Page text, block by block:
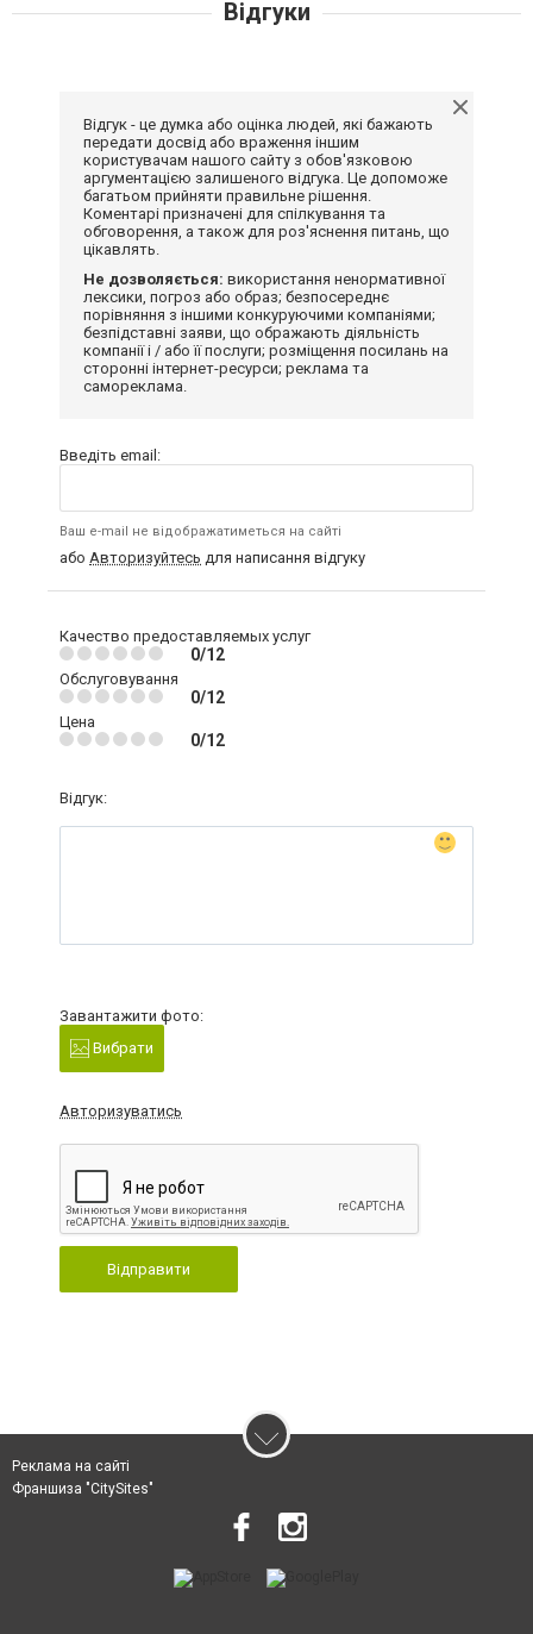
Відгуки
Відгук - це думка або оцінка людей, які бажають
передати досвід або враження іншим
користувачам нашого сайту з обов'язковою
аргументацією залишеного відгука. Це допоможе
багатьом прийняти правильне рішення.
Коментарі призначені для спілкування та
обговорення, а також для роз'яснення питань, що
цікавлять.
Не дозволяється: використання ненормативної
лексики, погроз або образ; безпосереднє
порівняння з іншими конкуруючими компаніями;
безпідставні заяви, що ображають діяльність
компанії і / або її послуги; розміщення посилань на
сторонні інтернет-ресурси; реклама та
самореклама.
Введіть email:
Ваш e-mail не відображатиметься на сайті
або Авторизуйтесь для написання відгуку
Качество предоставляемых услуг
0/12
Обслуговування
0/12
Цена
0/12
Відгук:
Завантажити фото:
Вибрати
Авторизуватись
Відправити
Реклама на сайті
Франшиза "CitySites"